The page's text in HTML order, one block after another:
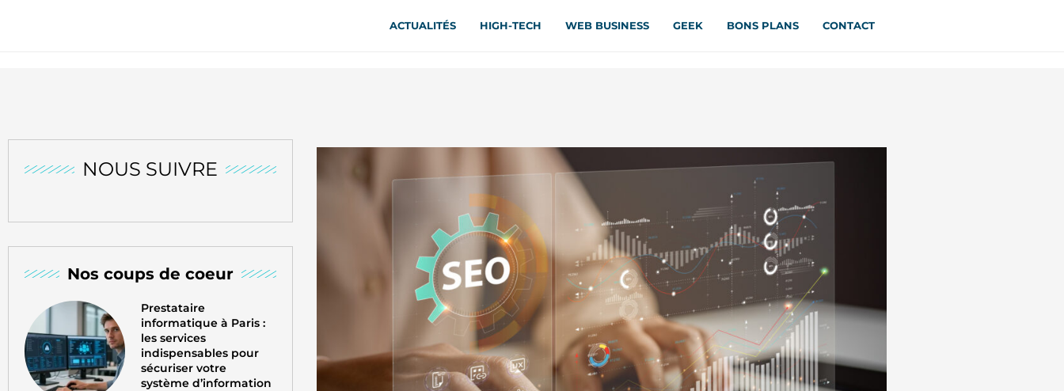
ACTUALITÉS HIGH-TECH WEB BUSINESS GEEK BONS PLANS CONTACT
NOUS SUIVRE
Nos coups de coeur
Prestataire
informatique à Paris :
les services
indispensables pour
sécuriser votre
système d’information